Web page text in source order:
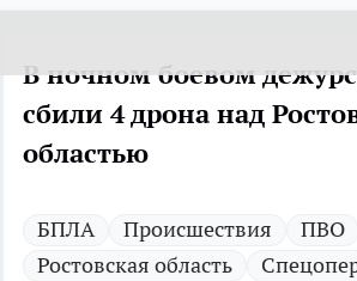
В ночном боевом
сбили 4 дрона над
областью
БПЛА Происшествия
ПВО
Ростовская область